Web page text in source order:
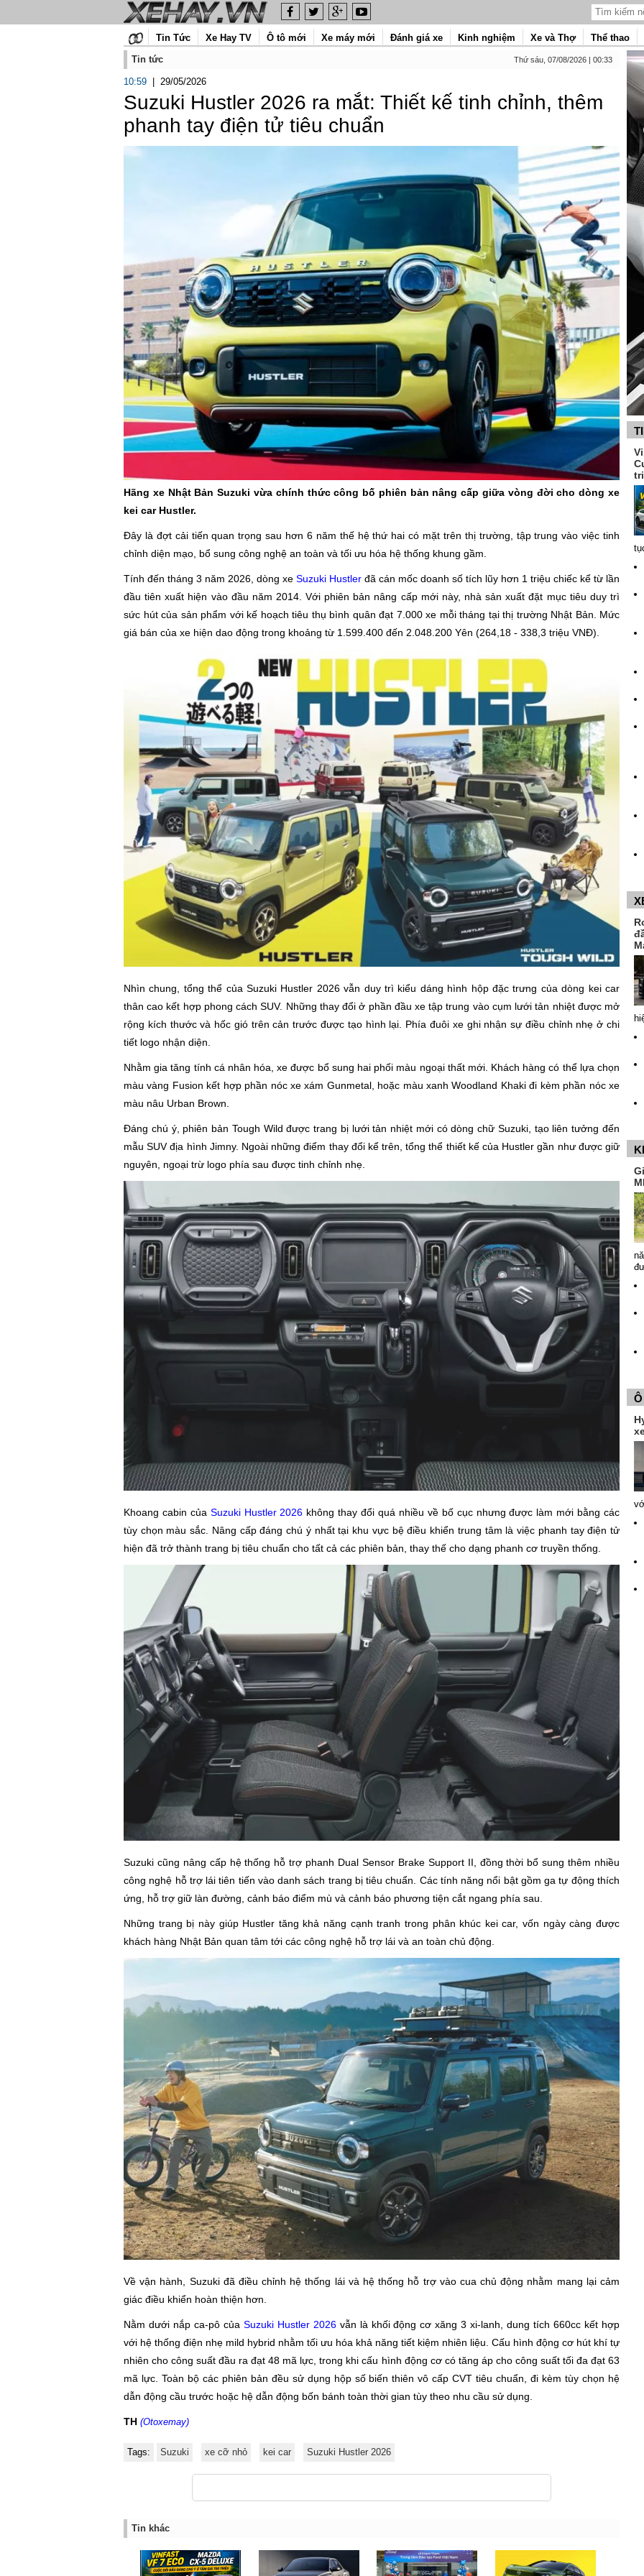
Tin Tức Xe Hay TV Ô tô mới Xe máy mới Đánh giá xe Kinh nghiệm Xe và Thợ Thể thao
Tin tức
Thứ sáu, 07/08/2026 | 00:33
10:59 29/05/2026
Suzuki Hustler 2026 ra mắt: Thiết kế tinh chỉnh, thêm
phanh tay điện tử tiêu chuẩn
Hãng xe Nhật Bản Suzuki vừa chính thức công bố phiên bản nâng cấp giữa vòng đời cho dòng xe
kei car Hustler.
Đây là đợt cải tiến quan trọng sau hơn 6 năm thế hệ thứ hai có mặt trên thị trường, tập trung vào việc tinh
chỉnh diện mạo, bổ sung công nghệ an toàn và tối ưu hóa hệ thống khung gầm.
Tính đến tháng 3 năm 2026, dòng xe Suzuki Hustler đã cán mốc doanh số tích lũy hơn 1 triệu chiếc kể từ lần
đầu tiên xuất hiện vào đầu năm 2014. Với phiên bản nâng cấp mới này, nhà sản xuất đặt mục tiêu duy trì
sức hút của sản phẩm với kế hoạch tiêu thụ bình quân đạt 7.000 xe mỗi tháng tại thị trường Nhật Bản. Mức
giá bán của xe hiện dao động trong khoảng từ 1.599.400 đến 2.048.200 Yên (264,18 - 338,3 triệu VNĐ).
Nhìn chung, tổng thể của Suzuki Hustler 2026 vẫn duy trì kiểu dáng hình hộp đặc trưng của dòng kei car
thân cao kết hợp phong cách SUV. Những thay đổi ở phần đầu xe tập trung vào cụm lưới tản nhiệt được mở
rộng kích thước và hốc gió trên cản trước được tạo hình lại. Phía đuôi xe ghi nhận sự điều chỉnh nhẹ ở chi
tiết logo nhận diện.
Nhằm gia tăng tính cá nhân hóa, xe được bổ sung hai phối màu ngoại thất mới. Khách hàng có thể lựa chọn
màu vàng Fusion kết hợp phần nóc xe xám Gunmetal, hoặc màu xanh Woodland Khaki đi kèm phần nóc xe
màu nâu Urban Brown.
Đáng chú ý, phiên bản Tough Wild được trang bị lưới tản nhiệt mới có dòng chữ Suzuki, tạo liên tưởng đến
mẫu SUV địa hình Jimny. Ngoài những điểm thay đổi kể trên, tổng thể thiết kế của Hustler gần như được giữ
nguyên, ngoại trừ logo phía sau được tinh chỉnh nhẹ.
Khoang cabin củaSuzuki Hustler 2026 không thay đổi quá nhiều về bố cục nhưng được làm mới bằng các
tùy chọn màu sắc. Nâng cấp đáng chú ý nhất tại khu vực bệ điều khiển trung tâm là việc phanh tay điện tử
hiện đã trở thành trang bị tiêu chuẩn cho tất cả các phiên bản, thay thế cho dạng phanh cơ truyền thống.
Suzuki cũng nâng cấp hệ thống hỗ trợ phanh Dual Sensor Brake Support II, đồng thời bổ sung thêm nhiều
công nghệ hỗ trợ lái tiên tiến vào danh sách trang bị tiêu chuẩn. Các tính năng nổi bật gồm ga tự động thích
ứng, hỗ trợ giữ làn đường, cảnh báo điểm mù và cảnh báo phương tiện cắt ngang phía sau.
Những trang bị này giúp Hustler tăng khả năng cạnh tranh trong phân khúc kei car, vốn ngày càng được
khách hàng Nhật Bản quan tâm tới các công nghệ hỗ trợ lái và an toàn chủ động.
Về vận hành, Suzuki đã điều chỉnh hệ thống lái và hệ thống hỗ trợ vào cua chủ động nhằm mang lại cảm
giác điều khiển hoàn thiện hơn.
Nằm dưới nắp ca-pô của Suzuki Hustler 2026vẫn là khối động cơ xăng 3 xi-lanh, dung tích 660cc kết hợp
với hệ thống điện nhẹ mild hybrid nhằm tối ưu hóa khả năng tiết kiệm nhiên liệu. Cấu hình động cơ hút khí tự
nhiên cho công suất đầu ra đạt 48 mã lực, trong khi cấu hình động cơ có tăng áp cho công suất tối đa đạt 63
mã lực. Toàn bộ các phiên bản đều sử dụng hộp số biến thiên vô cấp CVT tiêu chuẩn, đi kèm tùy chọn hệ
dẫn động cầu trước hoặc hệ dẫn động bốn bánh toàn thời gian tùy theo nhu cầu sử dụng.
TH (Otoxemay)
Tags: Suzuki xe cỡ nhỏ kei car Suzuki Hustler 2026
Tin khác